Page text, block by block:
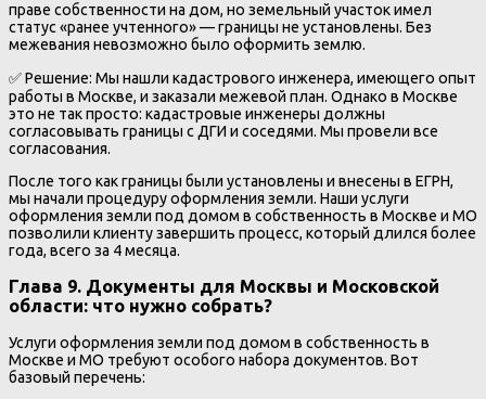
праве собственности на дом, но земельный участок имел
статус «ранее учтенного» — границы не установлены. Без
межевания невозможно было оформить землю.
✅ Решение: Мы нашли кадастрового инженера, имеющего опыт
работы в Москве, и заказали межевой план. Однако в Москве
это не так просто: кадастровые инженеры должны
согласовывать границы с ДГИ и соседями. Мы провели все
согласования.
После того как границы были установлены и внесены в ЕГРН,
мы начали процедуру оформления земли. Наши услуги
оформления земли под домом в собственность в Москве и МО
позволили клиенту завершить процесс, который длился более
года, всего за 4 месяца.
Глава 9. Документы для Москвы и Московской
области: что нужно собрать?
Услуги оформления земли под домом в собственность в
Москве и МО требуют особого набора документов. Вот
базовый перечень: